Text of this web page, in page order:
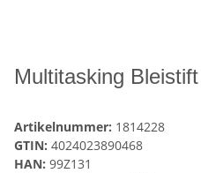
Multitasking
Artikelnummer: 1814228
GTIN: 4024023890468
HAN: 99Z131